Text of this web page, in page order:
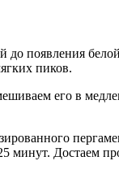
пиков.
минут. Достаем